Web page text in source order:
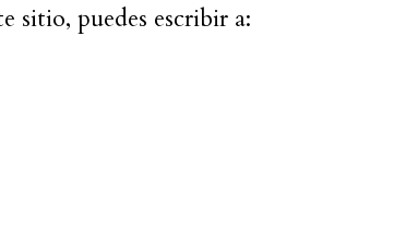
sitio, puedes escribir a: